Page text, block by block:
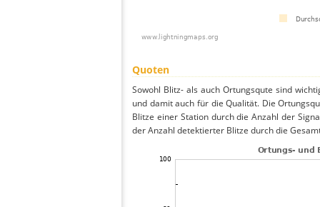
Quoten
Sowohl Blitz- als auch Ortungsqute sind
und damit auch für die Qualität. Die
Blitze einer Station durch die Anzahl der
der Anzahl detektierter Blitze durch die